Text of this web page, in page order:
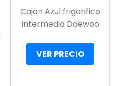
Cajon Azul frigorifico
intermedio Daewoo
VER PRECIO